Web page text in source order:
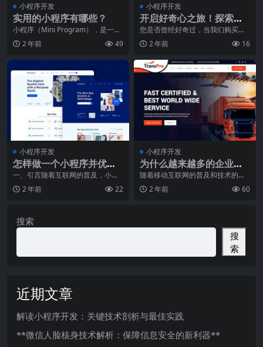
小程序开发
实用的小程序有哪些？
小程序（Mini Program），是一种
不需要下载安装即可使用的应用程
序，它们
2 年前 49
小程序开发
开启好奇心之旅！探索货
运代理的宇宙奥秘！
您是否曾经好奇过，当我们购买一
件商品时，它是如何从生产地运送
到销售地的呢？究竟有
2 年前 16
小程序开发
怎样做一个小程序并优化
其功能
一、引言随着互联网的普及，小程
序已经逐渐成为了一种非常普遍的
应用形态。小程序的开
2 年前 22
小程序开发
为什么越来越多的企业开
始使用小程序？
随着移动互联网的普及和技术的进
步，小程序作为一种全新的应用形
态，日渐受到企业的重
2 年前 60
搜索
搜
索
近期文章
解读小程序开发：关键技术剖析与最佳实践
**微信人脸核身技术解析：保障信息安全的新利器**